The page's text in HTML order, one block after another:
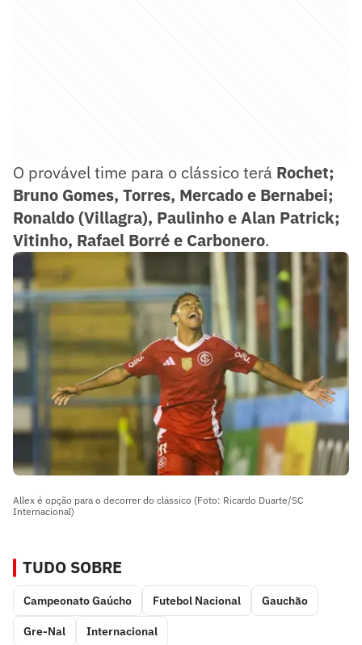
O provável time para o clássico terá Rochet;
Bruno Gomes, Torres, Mercado e Bernabei;
Ronaldo (Villagra), Paulinho e Alan Patrick;
Vitinho, Rafael Borré e Carbonero.
Allex é opção para o decorrer do clássico (Foto: Ricardo Duarte/SC
Internacional)
TUDO SOBRE
Campeonato Gaúcho Futebol Nacional Gauchão
Gre-Nal Internacional